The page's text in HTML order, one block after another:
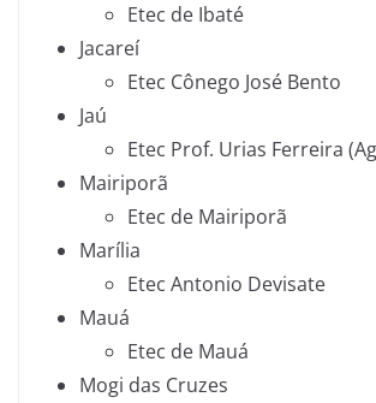
Etec de Ibaté
Jacareí
Etec Cônego José Bento
Jaú
Etec Prof. Urias Ferreira
Mairiporã
Etec de Mairiporã
Marília
Etec Antonio Devisate
Mauá
Etec de Mauá
Mogi das Cruzes